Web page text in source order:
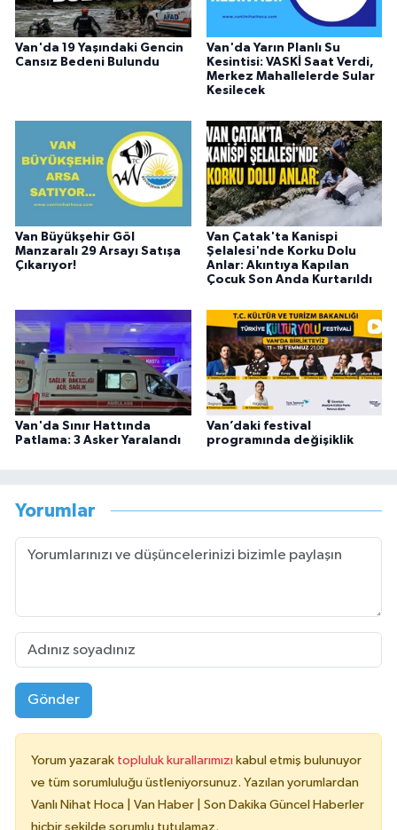
Van'da 19 Yaşındaki Gencin
Cansız Bedeni Bulundu
Van'da Yarın Planlı Su
Kesintisi: VASKİ Saat Verdi,
Merkez Mahallelerde Sular
Kesilecek
Van Büyükşehir Göl
Manzaralı 29 Arsayı Satışa
Çıkarıyor!
Van Çatak'ta Kanispi
Şelalesi'nde Korku Dolu
Anlar: Akıntıya Kapılan
Çocuk Son Anda Kurtarıldı
Van'da Sınır Hattında
Patlama: 3 Asker Yaralandı
Van’daki festival
programında değişiklik
Yorumlar
Gönder
Yorum yazarak topluluk kurallarımızı kabul etmiş bulunuyor
ve tüm sorumluluğu üstleniyorsunuz. Yazılan yorumlardan
Vanlı Nihat Hoca | Van Haber | Son Dakika Güncel Haberler
hiçbir şekilde sorumlu tutulamaz.